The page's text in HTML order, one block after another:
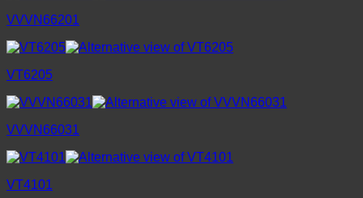
VVVN66201
VT6205
VVVN66031
VT4101